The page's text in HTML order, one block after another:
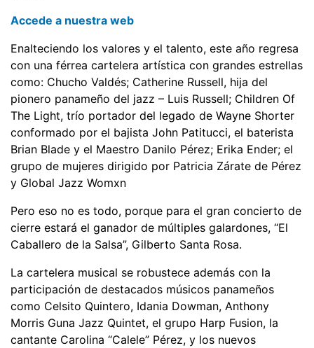
Accede a nuestra web
Enalteciendo los valores y el talento, este año regresa
con una férrea cartelera artística con grandes estrellas
como: Chucho Valdés; Catherine Russell, hija del
pionero panameño del jazz – Luis Russell; Children Of
The Light, trío portador del legado de Wayne Shorter
conformado por el bajista John Patitucci, el baterista
Brian Blade y el Maestro Danilo Pérez; Erika Ender; el
grupo de mujeres dirigido por Patricia Zárate de Pérez
y Global Jazz Womxn
Pero eso no es todo, porque para el gran concierto de
cierre estará el ganador de múltiples galardones, “El
Caballero de la Salsa”, Gilberto Santa Rosa.
La cartelera musical se robustece además con la
participación de destacados músicos panameños
como Celsito Quintero, Idania Dowman, Anthony
Morris Guna Jazz Quintet, el grupo Harp Fusion, la
cantante Carolina “Calele” Pérez, y los nuevos